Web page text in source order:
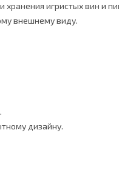
хранения игристых вин и
внешнему виду.
дизайну.